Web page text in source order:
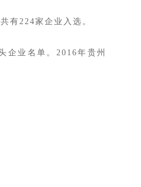
有224家企业入选。
企业名单。2016年贵州